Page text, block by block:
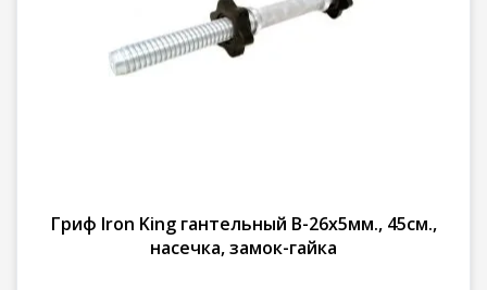
Гриф Iron King гантельный В-26х5мм., 45см.,
насечка, замок-гайка